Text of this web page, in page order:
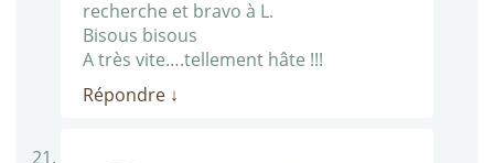
recherche et bravo à L.
Bisous bisous
A très vite….tellement hâte !!!
Répondre ↓